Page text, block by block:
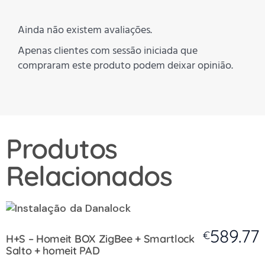
Ainda não existem avaliações.
Apenas clientes com sessão iniciada que
compraram este produto podem deixar opinião.
Produtos
Relacionados
H+S – Homeit BOX ZigBee + Smartlock
Salto + homeit PAD
€589.77